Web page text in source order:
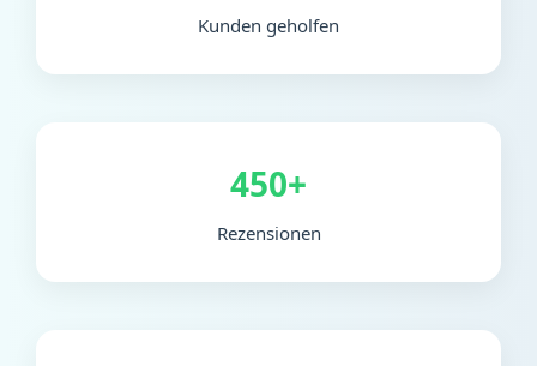
Kunden geholfen
450+
Rezensionen